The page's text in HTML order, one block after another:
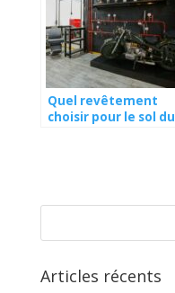
Quel revêtement
choisir pour le sol du
Articles récents